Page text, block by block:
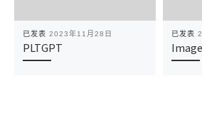
已发表 2023年11月28日
PLTGPT
已发表